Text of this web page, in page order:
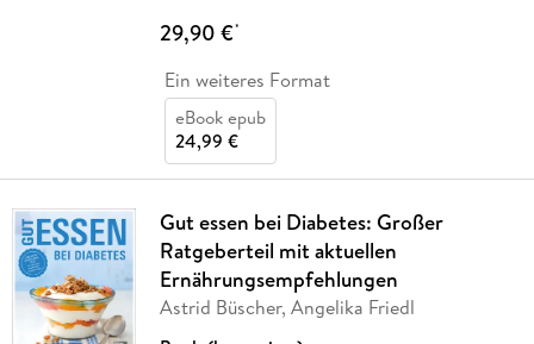
29,90 €*
Ein weiteres Format
eBook epub
24,99 €
Gut essen bei Diabetes: Großer
Ratgeberteil mit aktuellen
Ernährungsempfehlungen
Astrid Büscher, Angelika Friedl